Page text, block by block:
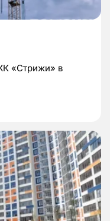
«Стрижи» в